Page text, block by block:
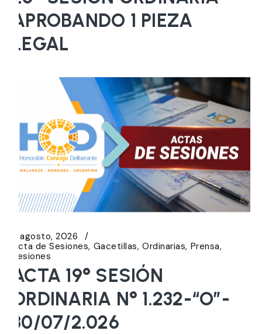
APROBANDO 1 PIEZA
LEGAL
5 agosto, 2026
Acta de Sesiones Gacetillas Ordinarias Prensa
Sesiones
ACTA 19° SESIÓN
ORDINARIA N° 1.232-“O”-
30/07/2.026